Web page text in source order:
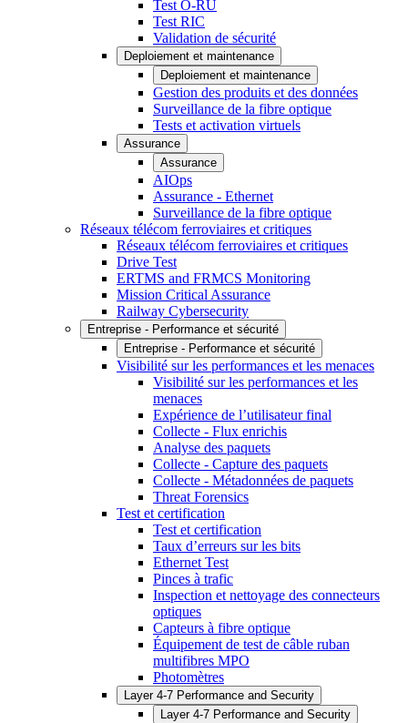
Test O-RU
Test RIC
Validation de sécurité
Deploiement et maintenance
Deploiement et maintenance
Gestion des produits et des données
Surveillance de la fibre optique
Tests et activation virtuels
Assurance
Assurance
AIOps
Assurance - Ethernet
Surveillance de la fibre optique
Réseaux télécom ferroviaires et critiques
Réseaux télécom ferroviaires et critiques
Drive Test
ERTMS and FRMCS Monitoring
Mission Critical Assurance
Railway Cybersecurity
Entreprise - Performance et sécurité
Entreprise - Performance et sécurité
Visibilité sur les performances et les menaces
Visibilité sur les performances et les
menaces
Expérience de l’utilisateur final
Collecte - Flux enrichis
Analyse des paquets
Collecte - Capture des paquets
Collecte - Métadonnées de paquets
Threat Forensics
Test et certification
Test et certification
Taux d’erreurs sur les bits
Ethernet Test
Pinces à trafic
Inspection et nettoyage des connecteurs
optiques
Capteurs à fibre optique
Équipement de test de câble ruban
multifibres MPO
Photomètres
Layer 4-7 Performance and Security
Layer 4-7 Performance and Security